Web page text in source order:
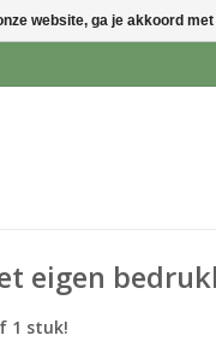
eigen
1 stuk!
website, ga je akkoord